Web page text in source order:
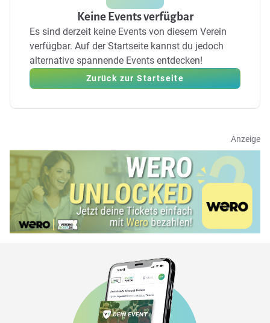
Keine Events verfügbar
Es sind derzeit keine Events von diesem Verein
verfügbar. Auf der Startseite kannst du jedoch
alternative spannende Events entdecken!
Zurück zur Startseite
Anzeige